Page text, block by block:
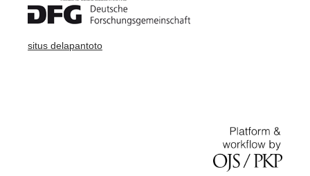
situs delapantoto